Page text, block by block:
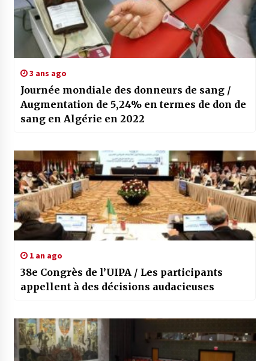
3 ans ago
Journée mondiale des donneurs de sang /
Augmentation de 5,24% en termes de don de
sang en Algérie en 2022
1 an ago
38e Congrès de l’UIPA / Les participants
appellent à des décisions audacieuses